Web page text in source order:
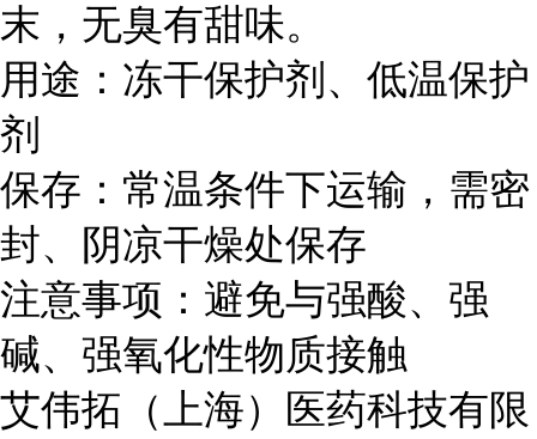
末，无臭有甜味。
用途：冻干保护剂、低温保护
剂
保存：常温条件下运输，需密
封、阴凉干燥处保存
注意事项：避免与强酸、强
碱、强氧化性物质接触
艾伟拓（上海）医药科技有限